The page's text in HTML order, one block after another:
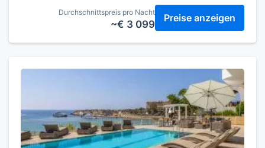
Durchschnittspreis pro Nacht
~€ 3 099
Preise anzeigen